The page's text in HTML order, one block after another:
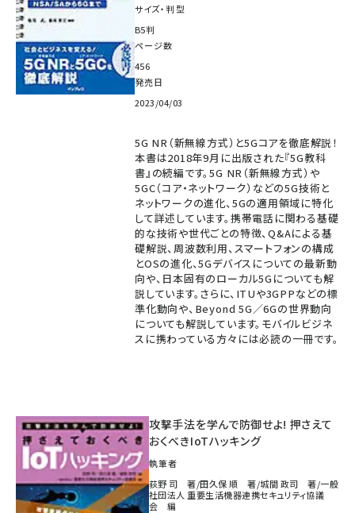
サイズ・判型
B5判
ページ数
456
発売日
2023/04/03
5G NR（新無線方式）と5Gコアを徹底解説！
本書は2018年9月に出版された『5G教科
書』の続編です。5G NR（新無線方式）や
5GC（コア・ネットワーク）などの5G技術と
ネットワークの進化、5Gの適用領域に特化
して詳述しています。携帯電話に関わる基礎
的な技術や世代ごとの特徴、Q&Aによる基
礎解説、周波数利用、スマートフォンの構成
とOSの進化、5Gデバイスについての最新動
向や、日本固有のローカル5Gについても解
説しています。さらに、ITUや3GPPなどの標
準化動向や、Beyond 5G／6Gの世界動向
についても解説しています。モバイルビジネ
スに携わっている方々には必読の一冊です。
攻撃手法を学んで防御せよ! 押さえて
おくべきIoTハッキング
執筆者
荻野 司 著/田久保 順 著/城間 政司 著/一般
社団法人 重要生活機器連携セキュリティ協議
会 編